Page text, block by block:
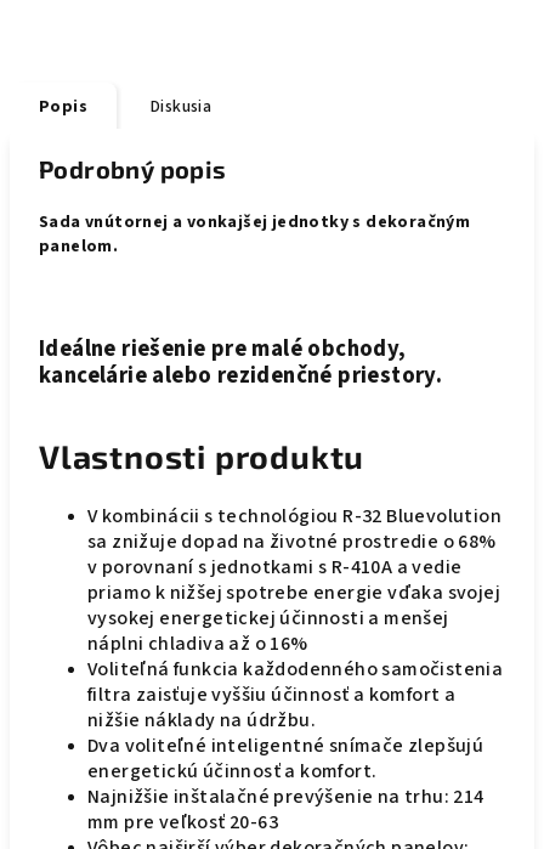
Popis Diskusia
Podrobný popis
Sada vnútornej a vonkajšej jednotky s dekoračným
panelom.
Ideálne riešenie pre malé obchody,
kancelárie alebo rezidenčné priestory.
Vlastnosti produktu
V kombinácii s technológiou R-32 Bluevolution
sa znižuje dopad na životné prostredie o 68%
v porovnaní s jednotkami s R-410A a vedie
priamo k nižšej spotrebe energie vďaka svojej
vysokej energetickej účinnosti a menšej
náplni chladiva až o 16%
Voliteľná funkcia každodenného samočistenia
filtra zaisťuje vyššiu účinnosť a komfort a
nižšie náklady na údržbu.
Dva voliteľné inteligentné snímače zlepšujú
energetickú účinnosť a komfort.
Najnižšie inštalačné prevýšenie na trhu: 214
mm pre veľkosť 20-63